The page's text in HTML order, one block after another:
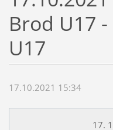
Brod U17
U17
17.10.2021 15:34
17.